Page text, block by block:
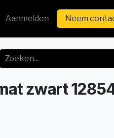
Aanmelden Neem
zwart